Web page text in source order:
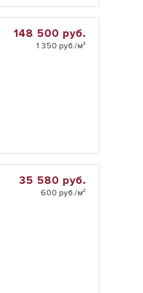
148 500 руб.
1 350 руб./м²
35 580 руб.
600 руб./м²